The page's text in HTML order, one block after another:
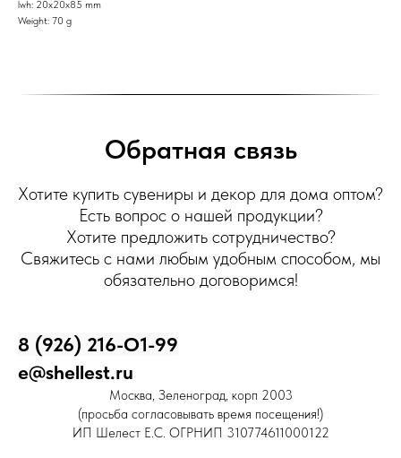
lwh: 20x20x85 mm
Weight: 70 g
Обратная связь
Хотите купить сувениры и декор для дома оптом?
Есть вопрос о нашей продукции?
Хотите предложить сотрудничество?
Свяжитесь с нами любым удобным способом, мы
обязательно договоримся!
8 (926) 216-О1-99
e@shellest.ru
Москва, Зеленоград, корп 2003
(просьба согласовывать время посещения!)
ИП Шелест Е.С. ОГРНИП 310774611000122